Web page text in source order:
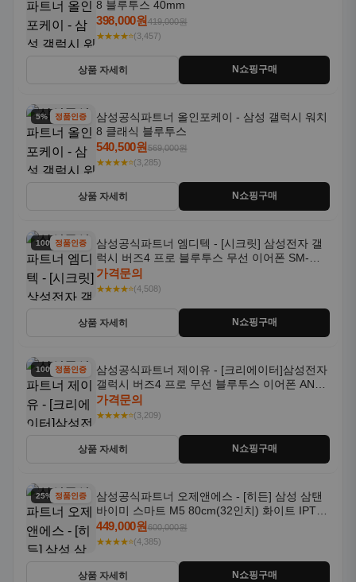
8 블루투스 40mm
398,000원419,000원
★★★★⭐(3,457)
상품 자세히 N쇼핑구매
5% 할인정품인증
삼성공식파트너 올인포케이 - 삼성 갤럭시 워치
8 클래식 블루투스
540,500원569,000원
★★★★⭐(3,285)
상품 자세히 N쇼핑구매
100% 할인
정품인증
삼성공식파트너 엠디텍 - [시크릿] 삼성전자 갤
럭시 버즈4 프로 블루투스 무선 이어폰 SM-
R640N
가격문의
★★★★⭐(4,508)
상품 자세히 N쇼핑구매
100% 할인
정품인증
삼성공식파트너 제이유 - [크리에이터]삼성전자
갤럭시 버즈4 프로 무선 블루투스 이어폰 ANC
SM-R640N
가격문의
★★★★⭐(3,209)
상품 자세히 N쇼핑구매
25% 할인정품인증
삼성공식파트너 오제앤에스 - [히든] 삼성 삼탠
바이미 스마트 M5 80cm(32인치) 화이트 IPTV
OTT 패키지
449,000원600,000원
★★★★⭐(4,385)
상품 자세히 N쇼핑구매